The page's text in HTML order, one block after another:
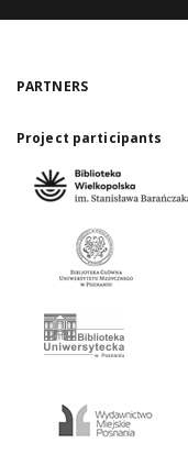
PARTNERS
Project participants